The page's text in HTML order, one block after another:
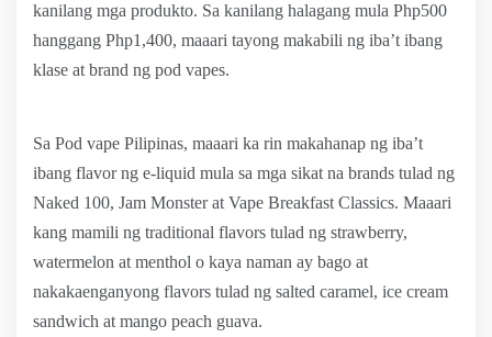
kanilang mga produkto. Sa kanilang halagang mula Php500
hanggang Php1,400, maaari tayong makabili ng iba’t ibang
klase at brand ng pod vapes.
Sa Pod vape Pilipinas, maaari ka rin makahanap ng iba’t
ibang flavor ng e-liquid mula sa mga sikat na brands tulad ng
Naked 100, Jam Monster at Vape Breakfast Classics. Maaari
kang mamili ng traditional flavors tulad ng strawberry,
watermelon at menthol o kaya naman ay bago at
nakakaenganyong flavors tulad ng salted caramel, ice cream
sandwich at mango peach guava.